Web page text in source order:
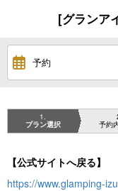
[グランア
予約
1
プラン選択 予約
【公式サイトへ戻る】
https://www.glamping-